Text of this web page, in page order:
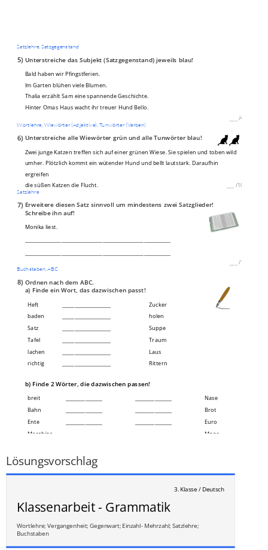
Satzlehre, Satzgegenstand
5) Unterstreiche das Subjekt (Satzgegenstand) jeweils blau!
Bald haben wir Pfingstferien.
Im Garten blühen viele Blumen.
Thalia erzählt Sam eine spannende Geschichte.
Hinter Omas Haus wacht ihr treuer Hund Bello.
/4P
Wortlehre, Wiewörter (Adjektive), Tunwörter (Verben)
6) Unterstreiche alle Wiewörter grün und alle Tunwörter blau!
Zwei junge Katzen treffen sich auf einer grünen Wiese. Sie spielen und toben wild
umher. Plötzlich kommt ein wütender Hund und bellt lautstark. Daraufhin
ergreifen
die süßen Katzen die Flucht.
/10P
Satzlehre
7) Erweitere diesen Satz sinnvoll um mindestens zwei Satzglieder!
Schreibe ihn auf!
Monika liest.
/1P
Buchstaben, ABC
8) Ordnen nach dem ABC.
a) Finde ein Wort, das dazwischen passt!
Heft Zucker
baden holen
Satz Suppe
Tafel Traum
lachen
Laus
richtig
Rittern
b) Finde 2 Wörter, die dazwischen passen!
breit
Nase
Bahn
Brot
Ente
Euro
Maschine Moos
Lösungsvorschlag
3. Klasse / Deutsch
Klassenarbeit - Grammatik
Wortlehre; Vergangenheit; Gegenwart; Einzahl- Mehrzahl; Satzlehre;
Buchstaben